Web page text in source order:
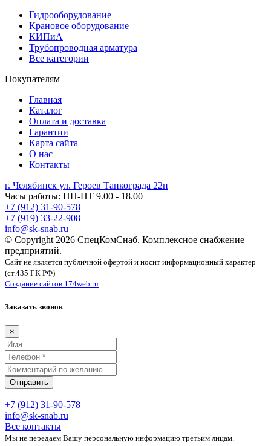
Гидрооборудование
Крановое оборудование
КИПиА
Трубопроводная арматура
Все категории
Покупателям
Главная
Каталог
Оплата и доставка
Гарантии
Карта сайта
О нас
Контакты
г. Челябинск ул. Героев Танкограда 22п
Часы работы: ПН-ПТ 9.00 - 18.00
+7 (912) 31-90-578
+7 (919) 33-22-908
info@sk-snab.ru
© Copyright 2026 СпецКомСнаб. Комплексное снабжение
предприятий.
Сайт не является публичной офертой и носит информационный характер
(ст.435 ГК РФ)
Создание сайтов 174web.ru
Заказать звонок
×
Отправить
+7 (912) 31-90-578
info@sk-snab.ru
Все контакты
Мы не передаем Вашу персональную информацию третьим лицам.